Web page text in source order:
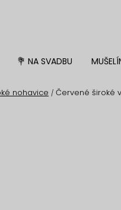
💐 NA SVADBU
nohavice / Červené široké